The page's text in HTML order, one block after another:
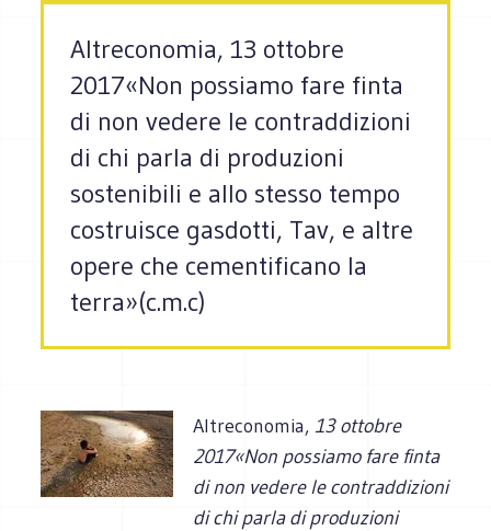
Altreconomia, 13 ottobre
2017«Non possiamo fare finta
di non vedere le contraddizioni
di chi parla di produzioni
sostenibili e allo stesso tempo
costruisce gasdotti, Tav, e altre
opere che cementificano la
terra»(c.m.c)
Altreconomia,13 ottobre
2017«Non possiamo fare finta
di non vedere le contraddizioni
di chi parla di produzioni